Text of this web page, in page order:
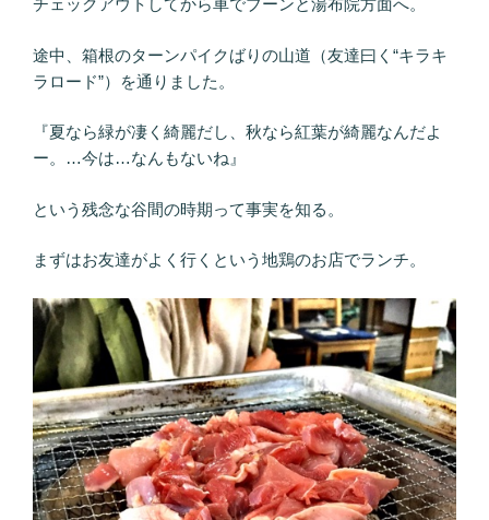
チェックアウトしてから車でブーンと湯布院方面へ。
途中、箱根のターンパイクばりの山道（友達曰く“キラキ
ラロード”）を通りました。
『夏なら緑が凄く綺麗だし、秋なら紅葉が綺麗なんだよ
ー。…今は…なんもないね』
という残念な谷間の時期って事実を知る。
まずはお友達がよく行くという地鶏のお店でランチ。